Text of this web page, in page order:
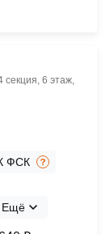
секция, 6 этаж,
ФСК
Ещё